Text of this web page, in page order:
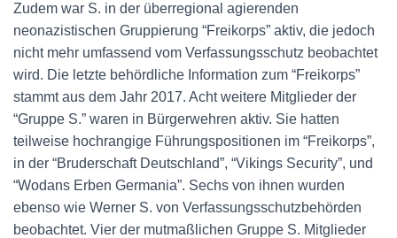
Zudem war S. in der überregional agierenden
neonazistischen Gruppierung “Freikorps” aktiv, die jedoch
nicht mehr umfassend vom Verfassungsschutz beobachtet
wird. Die letzte behördliche Information zum “Freikorps”
stammt aus dem Jahr 2017. Acht weitere Mitglieder der
“Gruppe S.” waren in Bürgerwehren aktiv. Sie hatten
teilweise hochrangige Führungspositionen im “Freikorps”,
in der “Bruderschaft Deutschland”, “Vikings Security”, und
“Wodans Erben Germania”. Sechs von ihnen wurden
ebenso wie Werner S. von Verfassungsschutzbehörden
beobachtet. Vier der mutmaßlichen Gruppe S. Mitglieder